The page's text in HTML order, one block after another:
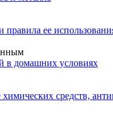
ее
в домашних условиях
средств,